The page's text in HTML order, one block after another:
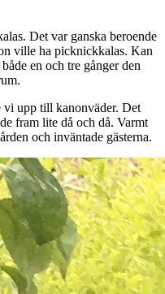
Det var ganska beroende
ville ha picknickkalas. Kan
en och tre gånger den
vi upp till kanonväder. Det
fram lite då och då. Varmt
och inväntade gästerna.